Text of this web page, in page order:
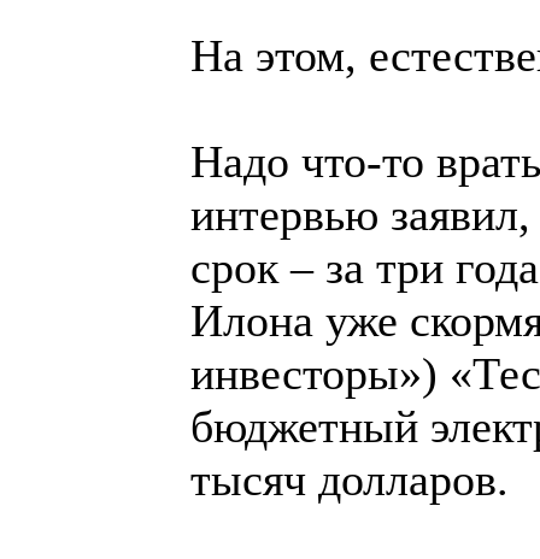
На этом,
Надо что-то
интервью
срок – за три
Илона уже
инвесторы»)
бюджетный
тысяч долларов.